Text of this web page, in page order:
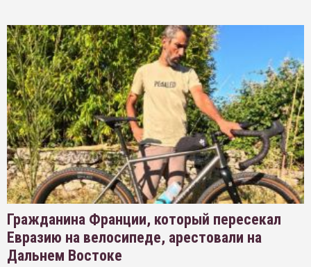
Гражданина Франции, который пересекал
Евразию на велосипеде, арестовали на
Дальнем Востоке